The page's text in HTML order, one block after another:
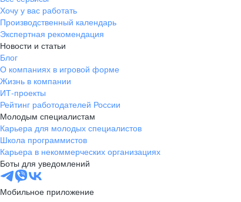
Хочу у вас работать
Производственный календарь
Экспертная рекомендация
Новости и статьи
Блог
О компаниях в игровой форме
Жизнь в компании
ИТ-проекты
Рейтинг работодателей России
Молодым специалистам
Карьера для молодых специалистов
Школа программистов
Карьера в некоммерческих организациях
Боты для уведомлений
Мобильное приложение